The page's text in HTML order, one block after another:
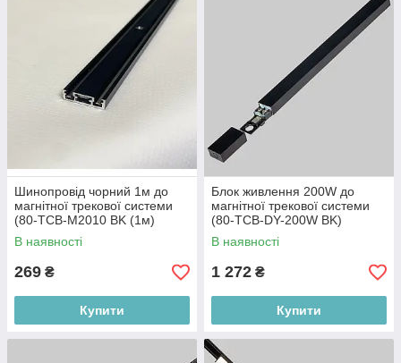
Шинопровід чорний 1м до
магнітної трекової системи
(80-TCB-M2010 BK (1м)
В наявності
269 ₴
Купити
Блок живлення 200W до
магнітної трекової системи
(80-TCB-DY-200W BK)
В наявності
1 272 ₴
Купити